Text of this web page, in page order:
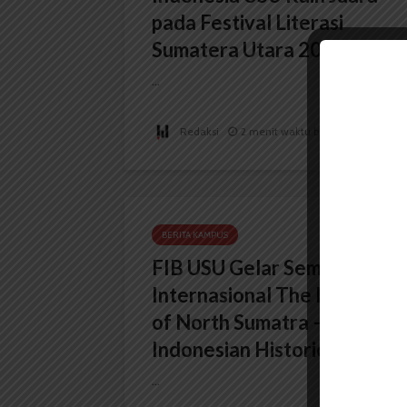
pada Festival Literasi
Sumatera Utara 2026
...
Redaksi 2 menit waktu baca
BERITA KAMPUS
FIB USU Gelar Seminar
Internasional The Importance
of North Sumatra – Aceh in
Indonesian Historiography
...